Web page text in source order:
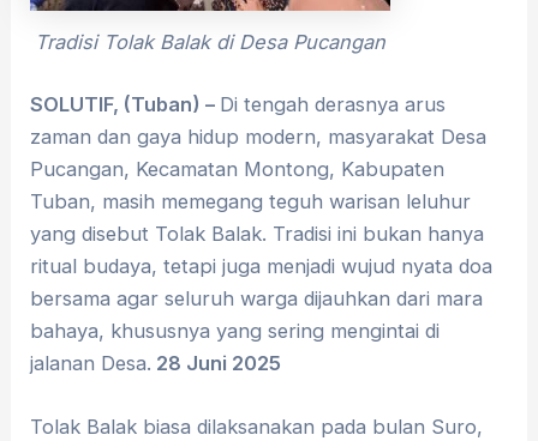
Tradisi Tolak Balak di Desa Pucangan
SOLUTIF, (Tuban) – Di tengah derasnya arus
zaman dan gaya hidup modern, masyarakat Desa
Pucangan, Kecamatan Montong, Kabupaten
Tuban, masih memegang teguh warisan leluhur
yang disebut Tolak Balak. Tradisi ini bukan hanya
ritual budaya, tetapi juga menjadi wujud nyata doa
bersama agar seluruh warga dijauhkan dari mara
bahaya, khususnya yang sering mengintai di
jalanan Desa. 28 Juni 2025
Tolak Balak biasa dilaksanakan pada bulan Suro,